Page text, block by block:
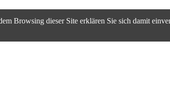
Browsing dieser Site erklären Sie sich damit